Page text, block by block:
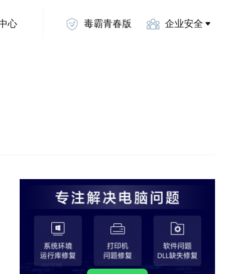
心 毒霸青春版 企业安全